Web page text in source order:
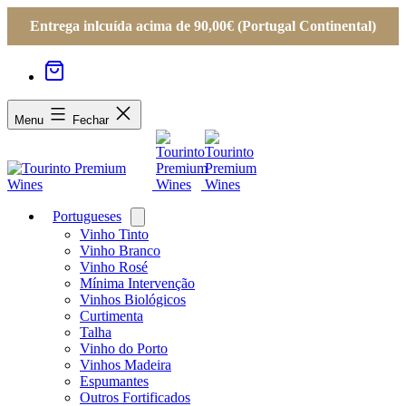
Entrega inlcuída acima de 90,00€ (Portugal Continental)
Menu Fechar
Portugueses
menu
Vinho Tinto
Vinho Branco
Vinho Rosé
Mínima Intervenção
Vinhos Biológicos
Curtimenta
Talha
Vinho do Porto
Vinhos Madeira
Espumantes
Outros Fortificados